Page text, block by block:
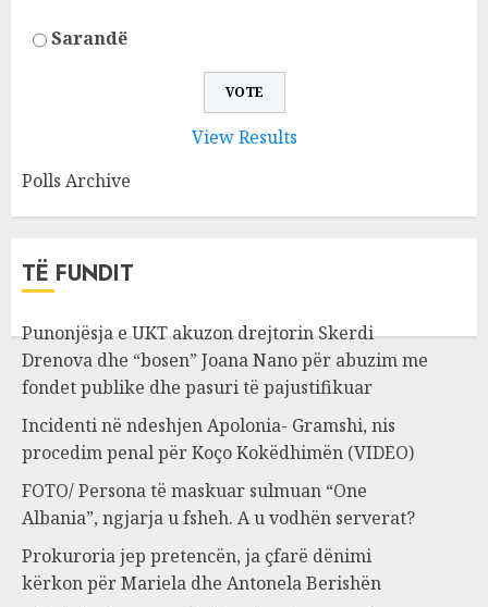
Sarandë
View Results
Polls Archive
TË FUNDIT
Punonjësja e UKT akuzon drejtorin Skerdi
Drenova dhe “bosen” Joana Nano për abuzim me
fondet publike dhe pasuri të pajustifikuar
Incidenti në ndeshjen Apolonia- Gramshi, nis
procedim penal për Koço Kokëdhimën (VIDEO)
FOTO/ Persona të maskuar sulmuan “One
Albania”, ngjarja u fsheh. A u vodhën serverat?
Prokuroria jep pretencën, ja çfarë dënimi
kërkon për Mariela dhe Antonela Berishën